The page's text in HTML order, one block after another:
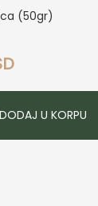
(50gr)
DODAJ U KORPU